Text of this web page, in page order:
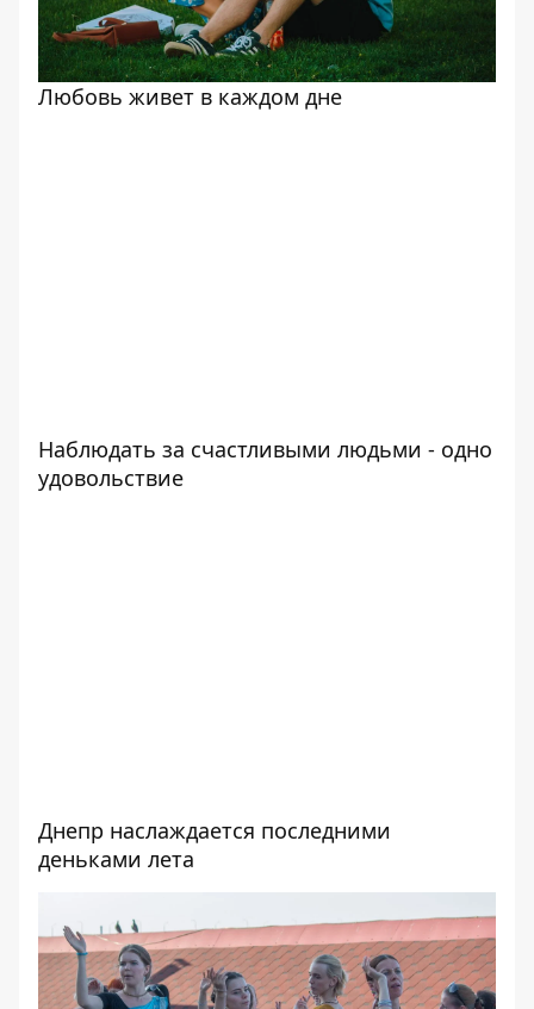
Любовь живет в каждом дне
Наблюдать за счастливыми людьми - одно
удовольствие
Днепр наслаждается последними
деньками лета